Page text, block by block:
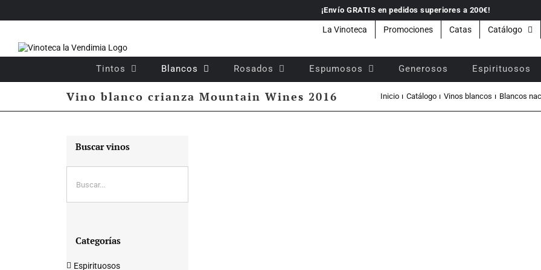
¡Envío GRATIS en pedidos superiores a 200€!
La Vinoteca Promociones Catas Catálogo
Tintos Blancos Rosados Espumosos Generosos Espirituosos
Vino blanco crianza Mountain Wines 2016 Inicio Catálogo Vinos blancos Blancos
Buscar vinos
Categorías
Espirituosos